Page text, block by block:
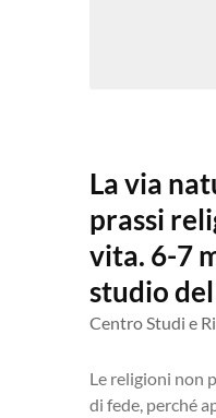
La via
prassi
vita. 6-7
studio
Centro Studi e
Le religioni non
di fede, perché